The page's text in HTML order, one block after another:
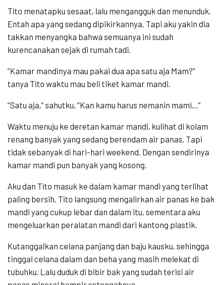
Tito menatapku sesaat, lalu mengangguk dan menunduk.
Entah apa yang sedang dipikirkannya. Tapi aku yakin dia
takkan menyangka bahwa semuanya ini sudah
kurencanakan sejak di rumah tadi.
“Kamar mandinya mau pakai dua apa satu aja Mam?”
tanya Tito waktu mau beli tiket kamar mandi.
“Satu aja,” sahutku, “Kan kamu harus nemanin mami…”
Waktu menuju ke deretan kamar mandi, kulihat di kolam
renang banyak yang sedang berendam air panas. Tapi
tidak sebanyak di hari-hari weekend. Dengan sendirinya
kamar mandi pun banyak yang kosong.
Aku dan Tito masuk ke dalam kamar mandi yang terlihat
paling bersih. Tito langsung mengalirkan air panas ke bak
mandi yang cukup lebar dan dalam itu, sementara aku
mengeluarkan peralatan mandi dari kantong plastik.
Kutanggalkan celana panjang dan baju kausku, sehingga
tinggal celana dalam dan beha yang masih melekat di
tubuhku. Lalu duduk di bibir bak yang sudah terisi air